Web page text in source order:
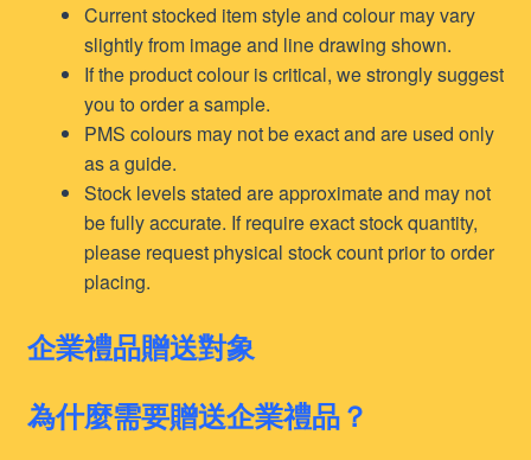
Current stocked item style and colour may vary
slightly from image and line drawing shown.
If the product colour is critical, we strongly suggest
you to order a sample.
PMS colours may not be exact and are used only
as a guide.
Stock levels stated are approximate and may not
be fully accurate. If require exact stock quantity,
please request physical stock count prior to order
placing.
企業禮品贈送對象
為什麼需要贈送企業禮品？